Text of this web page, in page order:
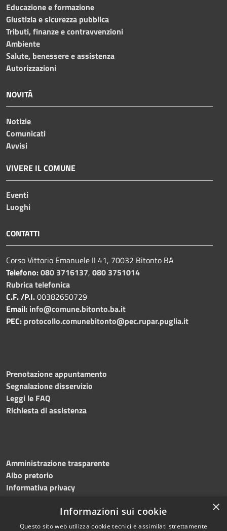
Educazione e formazione
Giustizia e sicurezza pubblica
Tributi, finanze e contravvenzioni
Ambiente
Salute, benessere e assistenza
Autorizzazioni
NOVITÀ
Notizie
Comunicati
Avvisi
VIVERE IL COMUNE
Eventi
Luoghi
CONTATTI
Corso Vittorio Emanuele II 41, 70032 Bitonto BA
Telefono:080 3716137, 080 3751014
Rubrica telefonica
C.F. /P.I.00382650729
Email: info@comune.bitonto.ba.it
PEC: protocollo.comunebitonto@pec.rupar.puglia.it
Prenotazione appuntamento
Segnalazione disservizio
Leggi le FAQ
Richiesta di assistenza
Amministrazione trasparente
Albo pretorio
Informativa privacy
Dichiarazione di accessibilità Meccanismo di feedback ×
Informazioni sui cookie
Questo sito web utilizza cookie tecnici e assimilati strettamente